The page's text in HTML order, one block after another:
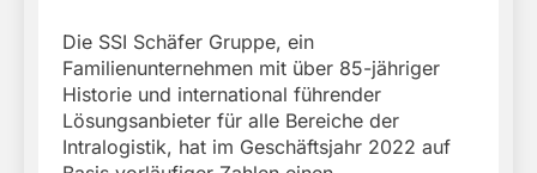
Die SSI Schäfer Gruppe, ein
Familienunternehmen mit über 85-jähriger
Historie und international führender
Lösungsanbieter für alle Bereiche der
Intralogistik, hat im Geschäftsjahr 2022 auf